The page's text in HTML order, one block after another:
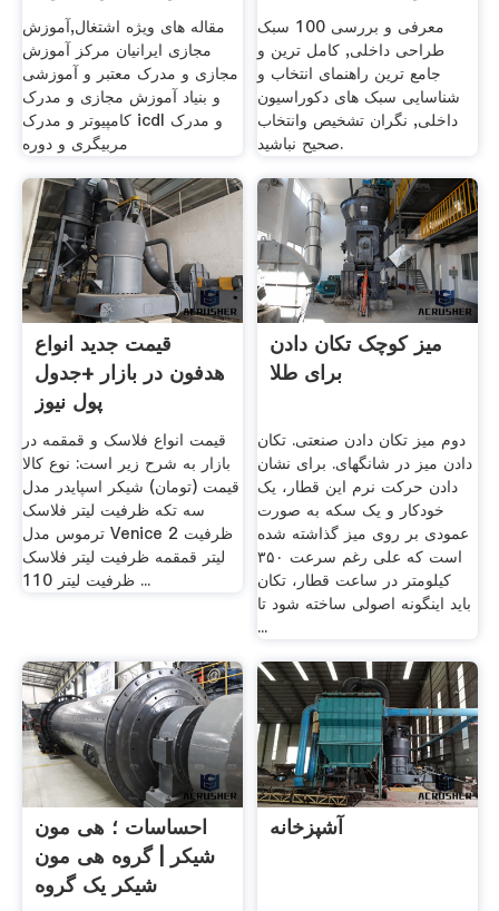
مقاله های ویژه اشتغال,آموزش
مجازی ایرانیان مرکز آموزش
مجازی و مدرک معتبر و آموزشی
و بنیاد آموزش مجازی و مدرک
کامپیوتر و مدرک icdl و مدرک
مربیگری و دوره
معرفی و بررسی 100 سبک
طراحی داخلی, کامل ترین و
جامع ترین راهنمای انتخاب و
شناسایی سبک های دکوراسیون
داخلی, نگران تشخیص وانتخاب
صحیح نباشید.
قیمت جدید انواع
هدفون در بازار +جدول
پول نیوز
قیمت انواع فلاسک و قمقمه در
بازار به شرح زیر است: نوع کالا
قیمت (تومان) شیکر اسپایدر مدل
سه تکه ظرفیت لیتر فلاسک
ترموس مدل Venice ظرفیت 2
لیتر قمقمه ظرفیت لیتر فلاسک
ظرفیت لیتر 110 ...
میز کوچک تکان دادن
برای طلا
دوم میز تکان دادن صنعتی. تکان
دادن میز در شانگهای. برای نشان
دادن حرکت نرم این قطار، یک
خودکار و یک سکه به صورت
عمودی بر روی میز گذاشته شده
است که علی رغم سرعت ۳۵۰
کیلومتر در ساعت قطار، تکان
باید اینگونه اصولی ساخته شود تا
...
احساسات ؛ هی مون
شیکر | گروه هی مون
شیکر یک گروه
آشپزخانه